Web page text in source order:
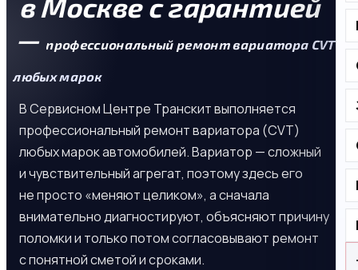
в Москве с гарантией
—профессиональный ремонт вариатора CVT
любых марок
В Сервисном Центре Транскит выполняется
профессиональный ремонт вариатора (CVT)
любых марок автомобилей. Вариатор — сложный
и чувствительный агрегат, поэтому здесь его
не просто «меняют целиком», а сначала
внимательно диагностируют, объясняют причину
поломки и только потом согласовывают ремонт
с понятной сметой и сроками.